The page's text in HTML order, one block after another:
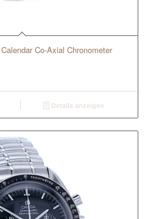
Co-Axial Chronometer
Details anzeigen